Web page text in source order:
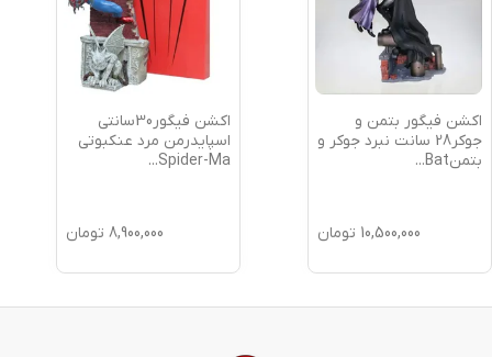
اکشن فیگور بتمن و
جوکر28 سانت نبرد جوکر و
بتمنBat
...
10,500,000 تومان
اکشن فیگور30سانتی
اسپایدرمن مرد عنکبوتی
Spider-Ma
...
8,900,000 تومان